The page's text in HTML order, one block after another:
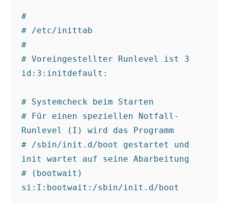
#
# /etc/inittab
#
# Voreingestellter Runlevel ist 3
id:3:initdefault:
# Systemcheck beim Starten
# Für einen speziellen Notfall-
Runlevel (I) wird das Programm
# /sbin/init.d/boot gestartet und
init wartet auf seine Abarbeitung
# (bootwait)
si:I:bootwait:/sbin/init.d/boot